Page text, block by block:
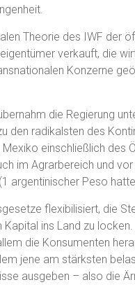
Theorie des IWF der
verkauft, die
Konzerne
die Regierung
den radikalsten des
einschließlich des
im Agrarbereich und
argentinischer Peso
flexibilisiert, die
Kapital ins Land zu
die Konsumenten
jene am stärksten
ausgeben – also die